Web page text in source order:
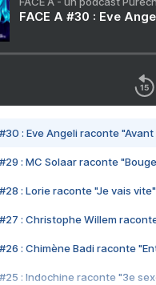
FACE A #30 : Eve
#30 : Eve Angeli raconte
#29 : MC Solaar raconte
#28 : Lorie raconte "Je vais vite"
#27 : Christophe Willem
#26 : Chimène Badi raconte
#25 : Indochine raconte "3e